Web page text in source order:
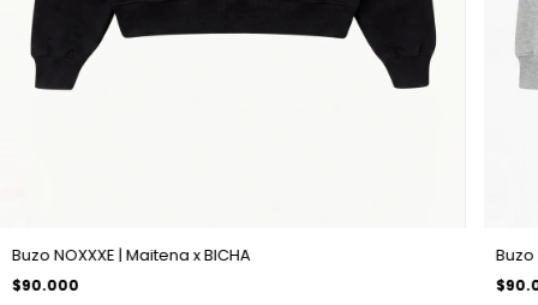
Buzo NOXXXE | Maitena x BICHA
$90.000
Buzo